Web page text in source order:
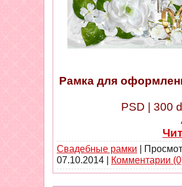
Рамка для
PSD | 300
Свадебные рамки |
07.10.2014 | Комментарии